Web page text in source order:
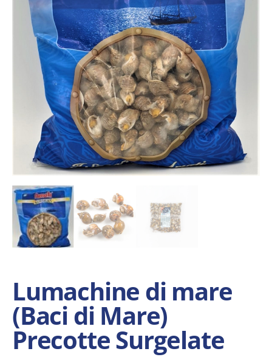
Lumachine di mare
(Baci di Mare)
Precotte Surgelate